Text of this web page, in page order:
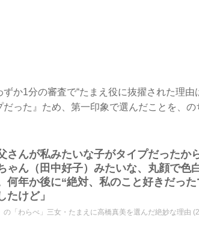
か1分の審査で“たまえ役に抜擢された理由
った』ため、第一印象で選んだことを、
さんが私みたいな子がタイプだったか
ゃん（田中好子）みたいな、丸顔で色
何年か後に“絶対、私のこと好きだっ
たけど」
の「わらべ」三女・たまえに高橋真美を選んだ絶妙な理由